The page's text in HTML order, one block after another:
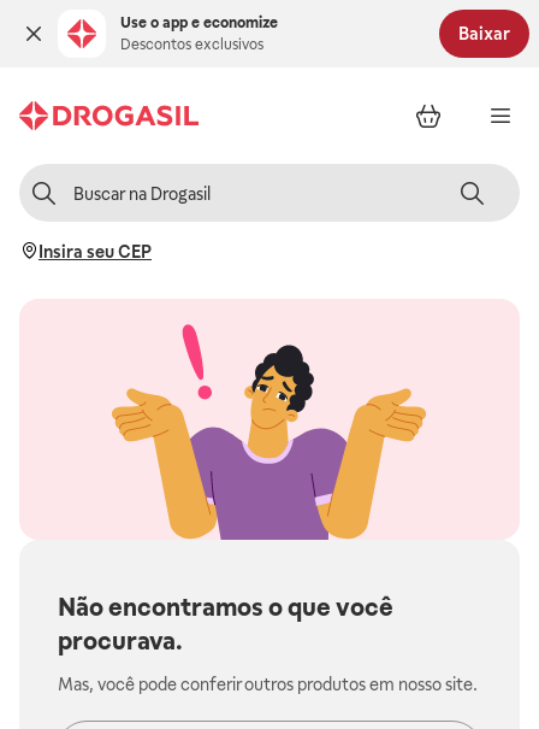
Use o app e economize
Descontos exclusivos
Baixar
Insira seu CEP
Não encontramos o que você
procurava.
Mas, você pode conferir outros produtos em nosso site.